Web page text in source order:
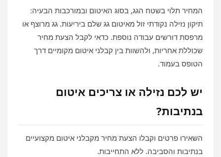
המחיר תלוי בשטח הגג, בסוג האיטום ובמורכבות הבעיה:
תיקון נזילה נקודתי זול מאיטום גג שלם ביריעות. גג מרוצף או
מרפסת דורשים עבודה נוספת. כדאי לקבל הצעת מחיר
שכוללת אחריות, ולהשוות בין קבלני איטום מקומיים דרך
הטופס בעמוד.
יש לכם נזילה או צריכים איטום
בנתיבות?
השאירו פרטים וקבלו הצעת מחיר מקבלני איטום מקצועיים
בנתיבות והסביבה. ללא התחייבות.